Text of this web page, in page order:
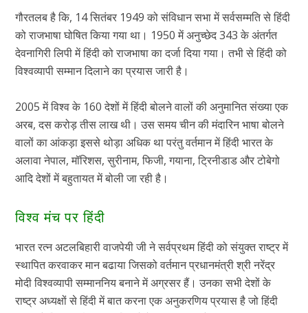
गौरतलब है कि, 14 सितंबर 1949 को संविधान सभा में सर्वसम्मति से हिंदी
को राजभाषा घोषित किया गया था। 1950 में अनुच्छेद 343 के अंतर्गत
देवनागिरी लिपी में हिंदी को राजभाषा का दर्जा दिया गया। तभी से हिंदी को
विश्वव्यापी सम्मान दिलाने का प्रयास जारी है।
2005 में विश्व के 160 देशों में हिंदी बोलने वालों की अनुमानित संख्या एक
अरब, दस करोड़ तीस लाख थी। उस समय चीन की मंदारिन भाषा बोलने
वालों का आंकड़ा इससे थोड़ा अधिक था परंतु वर्तमान में हिंदी भारत के
अलावा नेपाल, मॉरिशस, सुरीनाम, फिजी, गयाना, ट्रिनीडाड और टोबेगो
आदि देशों में बहुतायत में बोली जा रही है।
विश्व मंच पर हिंदी
भारत रत्न अटलबिहारी वाजपेयी जी ने सर्वप्रथम हिंदी को संयुक्त राष्ट्र में
स्थापित करवाकर मान बढाया जिसको वर्तमान प्रधानमंत्री श्री नरेंद्र
मोदी विश्वव्यापी सम्माननिय बनाने में अग्रसर हैं। उनका सभी देशों के
राष्ट्र अध्यक्षों से हिंदी में बात करना एक अनुकरणिय प्रयास है जो हिंदी